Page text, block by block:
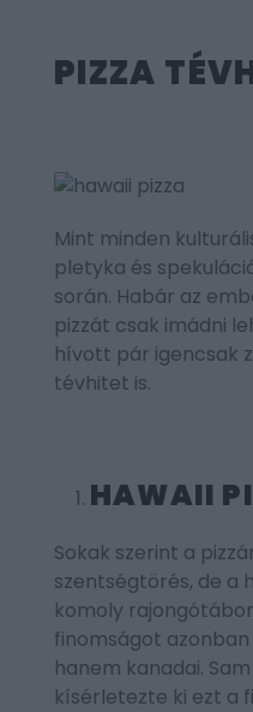
PIZZA
Mint minden
pletyka és
során. Habár az
pizzát csak imádni
hívott pár igencsak
tévhitet is.
HAWAII
Sokak szerint a
szentségtörés, de a
komoly
finomságot
hanem kanadai.
kísérletezte ki ezt a